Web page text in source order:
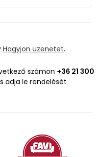
Hagyjon üzenetet.
számon +36 21 300
adja le rendelését